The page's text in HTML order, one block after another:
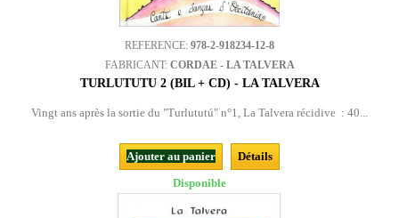
REFERENCE: 978-2-918234-12-8
FABRICANT: CORDAE - LA TALVERA
TURLUTUTU 2 (BIL + CD) - LA TALVERA
Vingt ans après la sortie du "Turlututú" n°1, La Talvera récidive : 40...
Ajouter au panier
Détails
Disponible